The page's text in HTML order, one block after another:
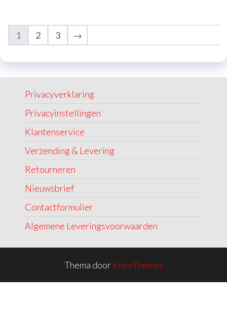
1 2 3 →
Privacyverklaring
Privacyinstellingen
Klantenservice
Verzending & Levering
Retourneren
Nieuwsbrief
Contactformulier
Algemene Leveringsvoorwaarden
Thema door EnvoThemes